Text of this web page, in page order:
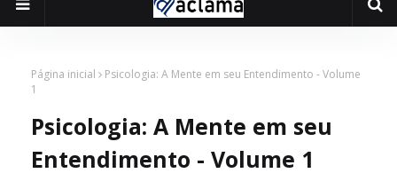
Página inicial
Psicologia: A Mente em seu Entendimento - Volume
1
Psicologia: A Mente em seu
Entendimento - Volume 1